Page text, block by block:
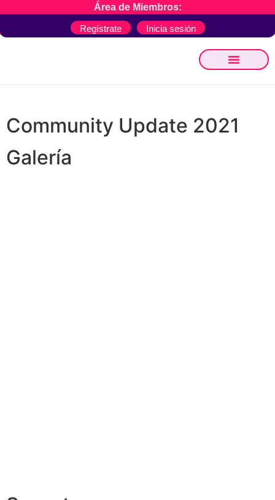
Área de Miembros:
Regístrate Inicia sesión
Community Update 2021
Galería